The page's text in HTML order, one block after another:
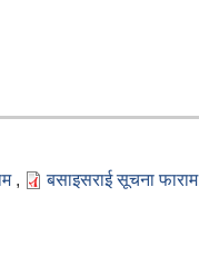
, बसाइसराई सूचना फाराम